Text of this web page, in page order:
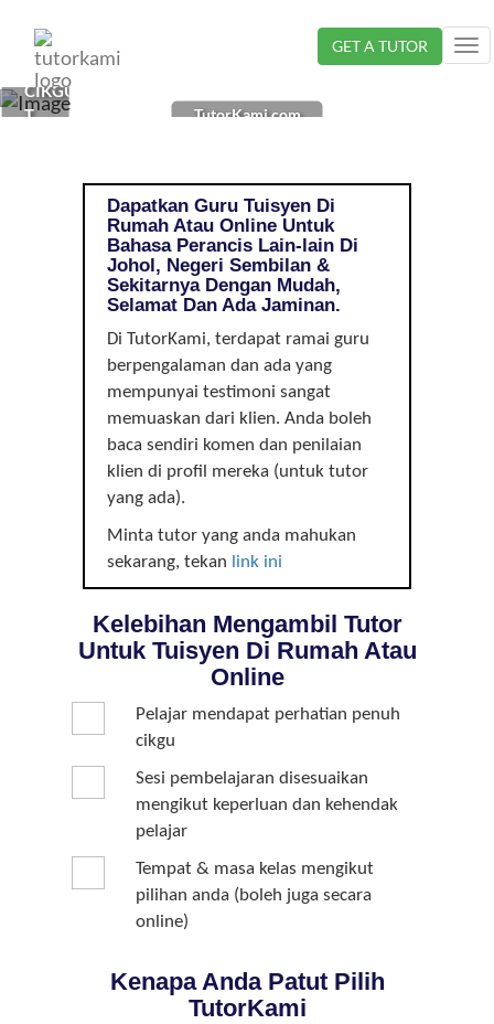
GET A TUTOR
CIKGU
TUISYEN
TutorKami.com
Dapatkan Guru Tuisyen Di
Rumah Atau Online Untuk
Bahasa Perancis Lain-lain Di
Johol, Negeri Sembilan &
Sekitarnya Dengan Mudah,
Selamat Dan Ada Jaminan.
Di TutorKami, terdapat ramai guru
berpengalaman dan ada yang
mempunyai testimoni sangat
memuaskan dari klien. Anda boleh
baca sendiri komen dan penilaian
klien di profil mereka (untuk tutor
yang ada).
Minta tutor yang anda mahukan
sekarang, tekan link ini
Kelebihan Mengambil Tutor
Untuk Tuisyen Di Rumah Atau
Online
Pelajar mendapat perhatian penuh
cikgu
Sesi pembelajaran disesuaikan
mengikut keperluan dan kehendak
pelajar
Tempat & masa kelas mengikut
pilihan anda (boleh juga secara
online)
Kenapa Anda Patut Pilih
TutorKami